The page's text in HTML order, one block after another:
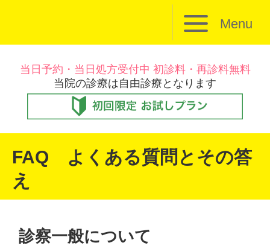
Menu
当日予約・当日処方受付中 初診料・再診料無料
当院の診療は自由診療となります
FAQ よくある質問とその答
え
診察一般について